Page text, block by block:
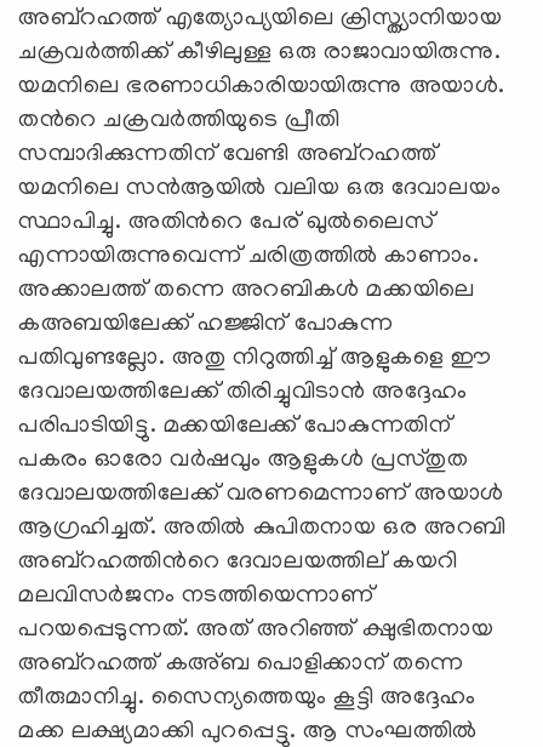
അബ്റഹത്ത് എത്യോപ്യയിലെ ക്രിസ്ത്യാനിയായ
ചക്രവര്‍ത്തിക്ക് കീഴിലുള്ള ഒരു രാജാവായിരുന്നു.
യമനിലെ ഭരണാധികാരിയായിരുന്നു അയാള്‍.
തന്‍റെചക്രവർത്തിയുടെ പ്രീതി
സമ്പാദിക്കുന്നതിന് വേണ്ടി അബ്റഹത്ത്
യമനിലെ സന്‍ആയില്‍ വലിയ ഒരു ദേവാലയം
സ്ഥാപിച്ചു. അതിന്‍റെ പേര് ഖുല്‍ലൈസ്
എന്നായിരുന്നുവെന്ന് ചരിത്രത്തില്‍ കാണാം.
അക്കാലത്ത് തന്നെ അറബികള്‍ മക്കയിലെ
കഅബയിലേക്ക് ഹജ്ജിന് പോകുന്ന
പതിവുണ്ടല്ലോ. അതു നിറുത്തിച്ച് ആളുകളെ ഈ
ദേവാലയത്തിലേക്ക് തിരിച്ചുവിടാന്‍ അദ്ദേഹം
പരിപാടിയിട്ടു. മക്കയിലേക്ക് പോകുന്നതിന്
പകരം ഓരോ വര്‍ഷവും ആളുകള്‍ പ്രസ്തുത
ദേവാലയത്തിലേക്ക് വരണമെന്നാണ് അയാള്‍
ആഗ്രഹിച്ചത്. അതില്‍ കുപിതനായ ഒര അറബി
അബ്റഹത്തിന്‍റെ ദേവാലയത്തില് ‍കയറി
മലവിസര്‍ജനം നടത്തിയെന്നാണ്
പറയപ്പെടുന്നത്. അത് അറിഞ്ഞ് ക്ഷുഭിതനായ
അബ്റഹത്ത് കഅ്ബ പൊളിക്കാന് ‍തന്നെ
തീരുമാനിച്ചു. സൈന്യത്തെയും കൂട്ടി അദ്ദേഹം
മക്ക ലക്ഷ്യമാക്കി പുറപ്പെട്ടു. ആ സംഘത്തില്‍